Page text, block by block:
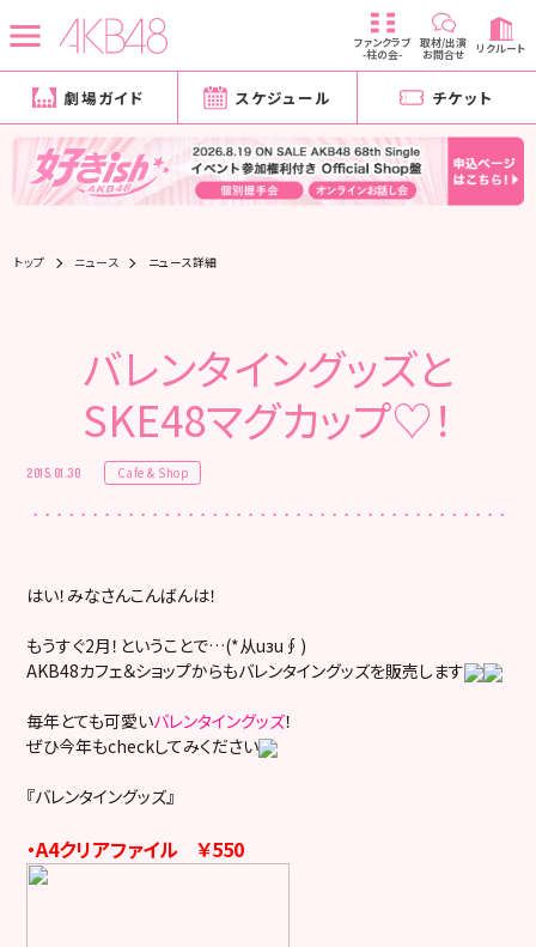
ファンクラブ
-柱の会-
取材/出演
お問合せ リクルート
劇場ガイド スケジュール チケット
トップ ニュース ニュース詳細
バレンタイングッズと
SKE48マグカップ♡！
2015.01.30 Cafe & Shop
はい！みなさんこんばんは！
もうすぐ2月！ということで…(*从uзu∮)
AKB48カフェ＆ショップからもバレンタイングッズを販売します
毎年とても可愛いバレンタイングッズ！
ぜひ今年もcheckしてみください
『バレンタイングッズ』
・A4クリアファイル ￥550